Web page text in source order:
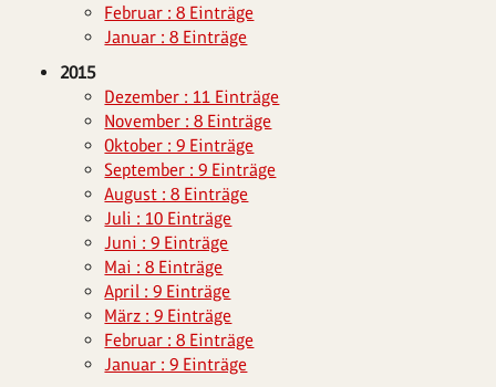
Februar : 8 Einträge
Januar : 8 Einträge
2015
Dezember : 11 Einträge
November : 8 Einträge
Oktober : 9 Einträge
September : 9 Einträge
August : 8 Einträge
Juli : 10 Einträge
Juni : 9 Einträge
Mai : 8 Einträge
April : 9 Einträge
März : 9 Einträge
Februar : 8 Einträge
Januar : 9 Einträge